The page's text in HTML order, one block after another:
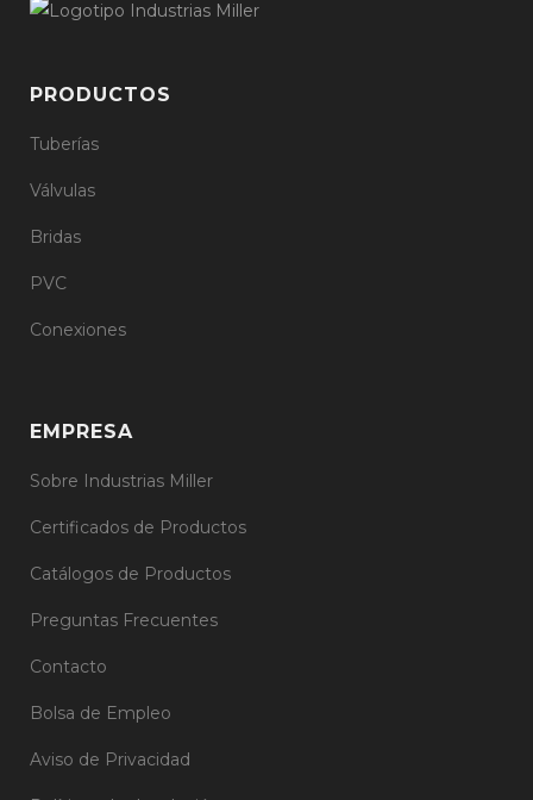
PRODUCTOS
Tuberías
Válvulas
Bridas
PVC
Conexiones
EMPRESA
Sobre Industrias Miller
Certificados de Productos
Catálogos de Productos
Preguntas Frecuentes
Contacto
Bolsa de Empleo
Aviso de Privacidad